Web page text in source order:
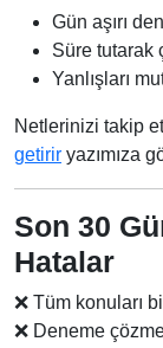
Gün aşırı
Süre tutarak
Yanlışları
Netlerinizi takip
getirir yazımıza
Son 30
Hatalar
❌ Tüm konuları
❌ Deneme